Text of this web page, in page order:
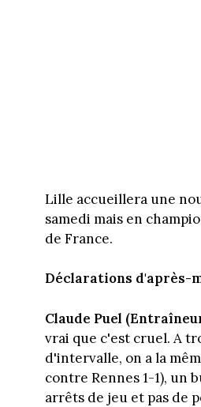
Lille accueillera une
samedi mais en
de France.
Déclarations d'après-
Claude Puel
vrai que c'est cruel. A
d'intervalle, on a la
contre Rennes 1-1), un
arrêts de jeu et pas de